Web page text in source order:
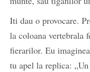
Iti dau o provocare.
la coloana vertebrala
fierarilor. Eu
tu apel la replica: